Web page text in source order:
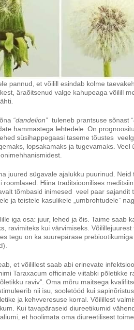
pannud, et võilill esindab kolme
äraõitsenud valge kahupeaga võilill
“dandelion” tuleneb prantsuse sõnast “
hammastega lehtedele. On
süsihappegaasi taseme tõustes
lopsakamaks ja tugevamaks.
juured sügavale ajalukku puurinud.
roomlased. Hiina traditsioonilises
tõmbasid inimesed veel paar sajandit
ja teistele kasulikele „umbrohtudele”
iga osa: juur, lehed ja õis. Taime saab
ravimiteks kui värvimiseks.
tegu on ka suurepärase
et võilillest saab abi erinevate
Taraxacum officinale viitabki põletikke
raviv”. Oma mõru maitsega
nii isu, sooletööd kui
ja kehvveresuse korral. Võilillest
Kui tavapäraseid diureetikumid
et hoolimata oma diureetilisest